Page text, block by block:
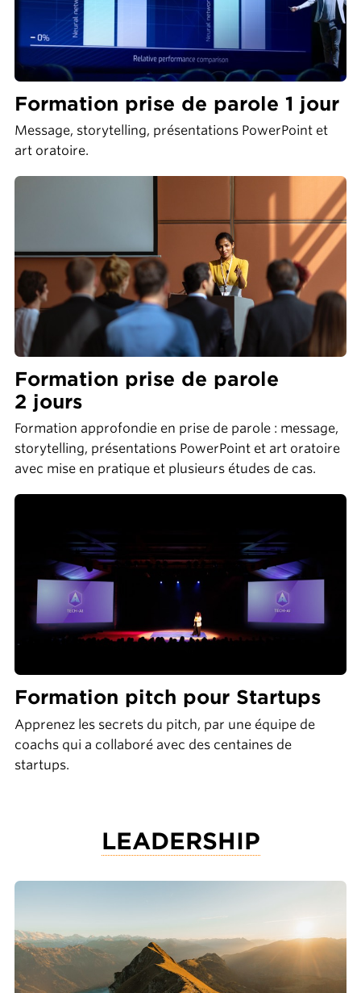
Formation prise de parole 1 jour
Message, storytelling, présentations PowerPoint et
art oratoire.
Formation prise de parole
2 jours
Formation approfondie en prise de parole : message,
storytelling, présentations PowerPoint et art oratoire
avec mise en pratique et plusieurs études de cas.
Formation pitch pour Startups
Apprenez les secrets du pitch, par une équipe de
coachs qui a collaboré avec des centaines de
startups.
LEADERSHIP